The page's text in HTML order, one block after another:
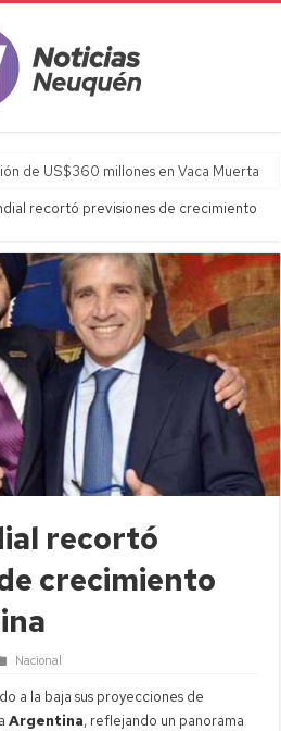
de US$360 millones en Vaca Muerta
recortó previsiones de crecimiento
recortó
crecimiento
Nacional
a la baja sus proyecciones de
Argentina, reflejando un panorama